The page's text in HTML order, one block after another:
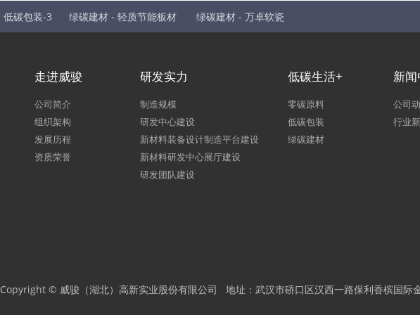
低碳包装-3 绿碳建材 - 轻质节能板材 绿碳建材 - 万卓软瓷
走进威骏
公司简介
组织架构
发展历程
资质荣誉
研发实力
制造规模
研发中心建设
新材料装备设计制造平台建设
新材料研发中心展厅建设
研发团队建设
低碳生活+
零碳原料
低碳包装
绿碳建材
新
公司
行业
Copyright © 威骏（湖北）高新实业股份有限公司 地址：武汉市硚口区汉西一路保利香槟国际